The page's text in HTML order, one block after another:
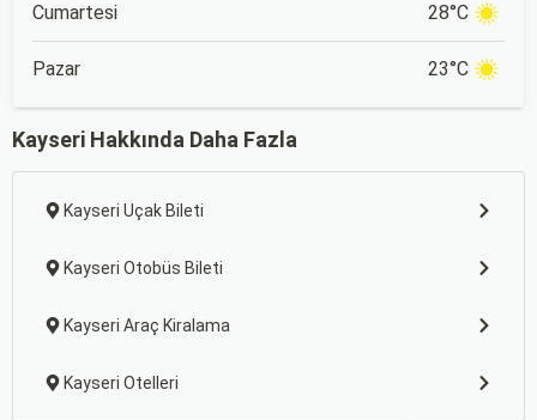
Cumartesi 28°C
Pazar 23°C
Kayseri Hakkında Daha Fazla
Kayseri Uçak Bileti
Kayseri Otobüs Bileti
Kayseri Araç Kiralama
Kayseri Otelleri